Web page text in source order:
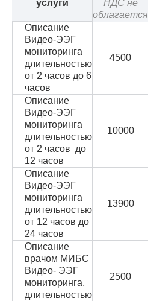
услуги
НДС не
облагается
Описание
Видео-ЭЭГ
мониторинга
длительностью
от 2 часов до 6
часов
4500
Описание
Видео-ЭЭГ
мониторинга
длительностью
от 2 часов до
12 часов
10000
Описание
Видео-ЭЭГ
мониторинга
длительностью
от 12 часов до
24 часов
13900
Описание
врачом МИБС
Видео- ЭЭГ
мониторинга,
длительностью
2500